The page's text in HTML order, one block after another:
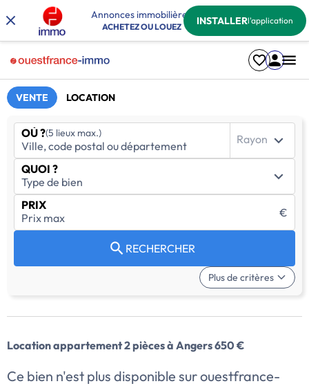
Annonces immobilières
ACHETEZ OU LOUEZ INSTALLERl'application
VENTE LOCATION
OÙ ?(5 lieux max.) Rayon
QUOI ?
PRIX
€
RECHERCHER
Plus de critères
Location appartement 2 pièces à Angers 650 €
Ce bien n'est plus disponible sur ouestfrance-